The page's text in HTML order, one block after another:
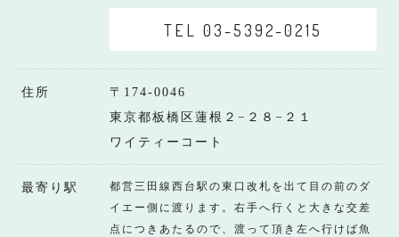
TEL 03-5392-0215
住所
〒174-0046
東京都板橋区蓮根２−２８−２１
ワイティーコート
最寄り駅
都営三田線西台駅の東口改札を出て目の前のダ
イエー側に渡ります。右手へ行くと大きな交差
点につきあたるので、渡って頂き左へ行けば魚